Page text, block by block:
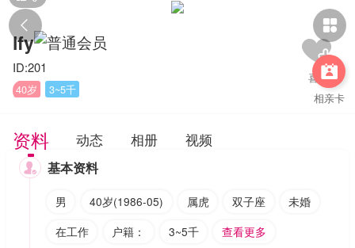
 

相亲卡
lfy
ID:201
40岁 3~5千
资料 动态 相册 视频
 基本资料
男 40岁(1986-05) 属虎 双子座
未婚
在工作
户籍： 3~5千 查看更多